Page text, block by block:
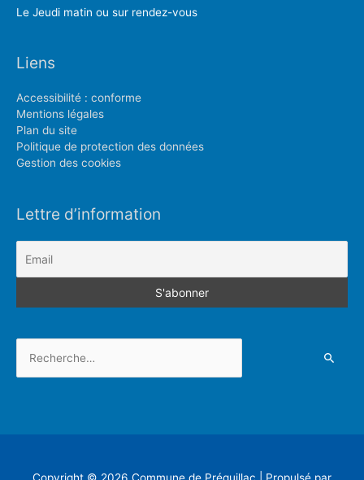
Le Jeudi matin ou sur rendez-vous
Liens
Accessibilité : conforme
Mentions légales
Plan du site
Politique de protection des données
Gestion des cookies
Lettre d’information